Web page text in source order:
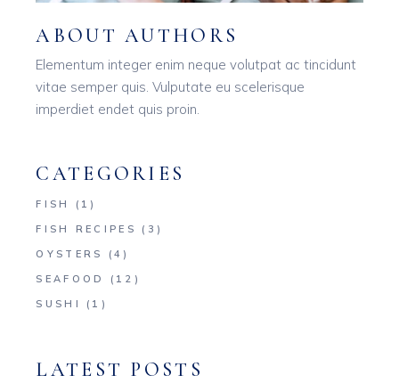
ABOUT AUTHORS
Elementum integer enim neque volutpat ac tincidunt
vitae semper quis. Vulputate eu scelerisque
imperdiet endet quis proin.
CATEGORIES
FISH
(1)
FISH RECIPES
(3)
OYSTERS
(4)
SEAFOOD
(12)
SUSHI
(1)
LATEST POSTS